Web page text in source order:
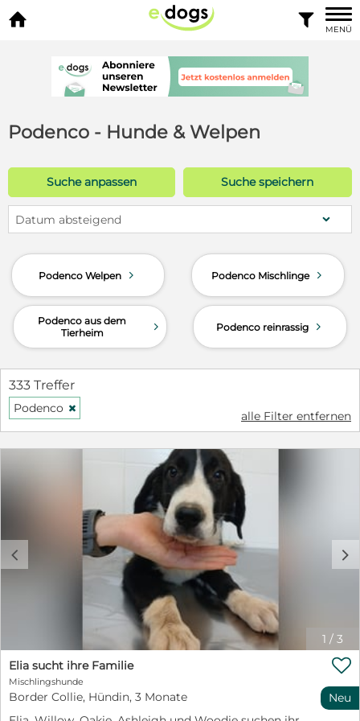
 
MENÜ
Podenco - Hunde & Welpen
Suche anpassen Suche speichern
Datum absteigend
Podenco Welpen d Podenco Mischlinge d
Podenco aus dem
Tierheim
d Podenco reinrassig d
333 Treffer
Podenco H
alle Filter entfernen
1 / 3
c d
Elia sucht ihre Familie
Mischlingshunde
Border Collie, Hündin, 3 Monate

Neu